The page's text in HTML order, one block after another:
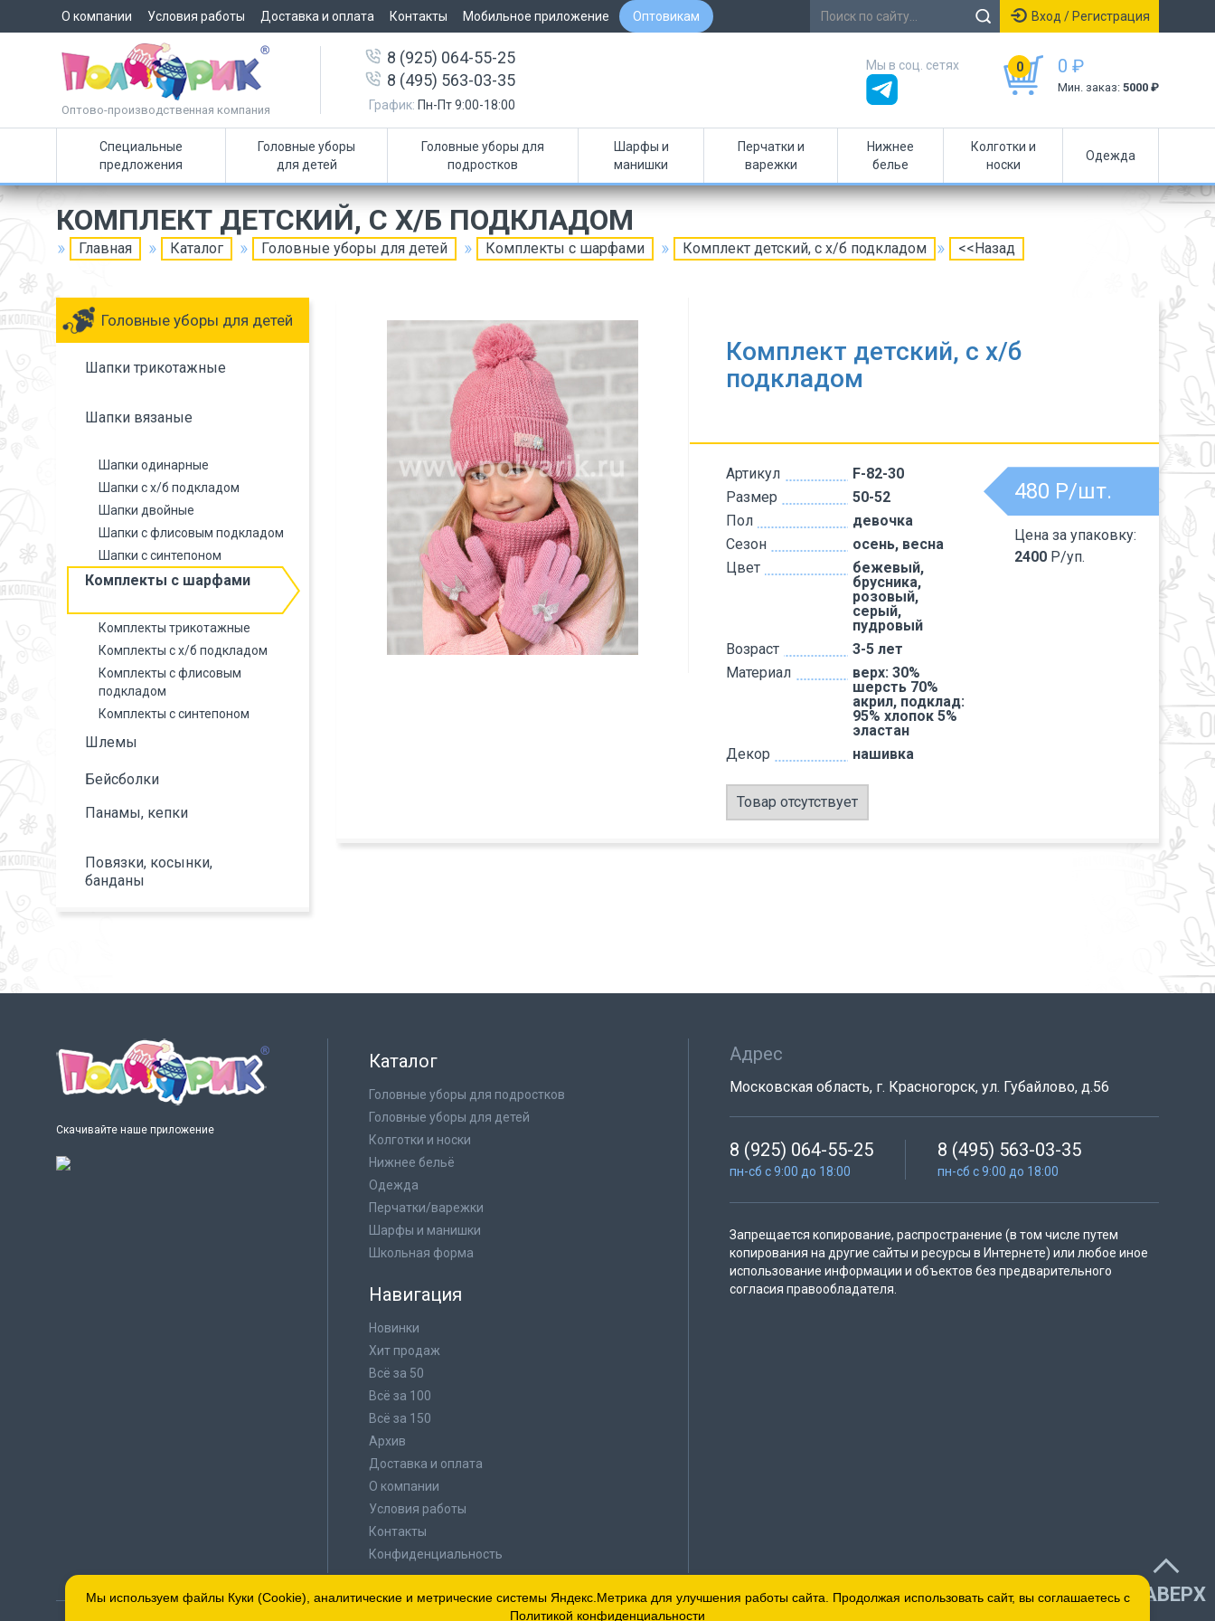
О компании Условия работы Доставка и оплата Контакты Мобильное приложение Оптовикам Вход / Регистрация
Оптово-производственная компания
8 (925) 064-55-25
8 (495) 563-03-35
График: Пн-Пт 9:00-18:00
0 0 ₽
Мин. заказ: 5000 ₽
Мы в соц. сетях
Специальные
предложения
Головные уборы
для детей
Головные уборы для
подростков
Шарфы и
манишки
Перчатки и
варежки
Нижнее
белье
Колготки и
носки
Одежда
КОМПЛЕКТ ДЕТСКИЙ, С Х/Б ПОДКЛАДОМ
Главная Каталог Головные уборы для детей Комплекты с шарфами Комплект детский, с х/б подкладом <<Назад
Головные уборы для детей
Шапки трикотажные
Шапки вязаные
Шапки одинарные
Шапки с х/б подкладом
Шапки двойные
Шапки с флисовым подкладом
Шапки с синтепоном
Комплекты с шарфами
Комплекты трикотажные
Комплекты с х/б подкладом
Комплекты с флисовым
подкладом
Комплекты с синтепоном
Шлемы
Бейсболки
Панамы, кепки
Повязки, косынки,
банданы
Комплект детский, с х/б
подкладом
Артикул
F-82-30
Размер
50-52
Пол
девочка
Сезон
осень, весна
Цвет
бежевый,
брусника,
розовый,
серый,
пудровый
Возраст
3-5 лет
Материал
верх: 30%
шерсть 70%
акрил, подклад:
95% хлопок 5%
эластан
Декор
нашивка
480 Р/шт.
Цена за упаковку:
2400 Р/уп.
Товар отсутствует
Скачивайте наше приложение
Каталог
Головные уборы для подростков
Головные уборы для детей
Колготки и носки
Нижнее бельё
Одежда
Перчатки/варежки
Шарфы и манишки
Школьная форма
Навигация
Новинки
Хит продаж
Всё за 50
Всё за 100
Всё за 150
Архив
Доставка и оплата
О компании
Условия работы
Контакты
Конфиденциальность
Адрес
Московская область, г. Красногорск, ул. Губайлово, д.56
8 (925) 064-55-25
пн-сб с 9:00 до 18:00
8 (495) 563-03-35
пн-сб с 9:00 до 18:00
Запрещается копирование, распространение (в том числе путем
копирования на другие сайты и ресурсы в Интернете) или любое иное
использование информации и объектов без предварительного
согласия правообладателя.
НАВЕРХ
Мы используем файлы Куки (Cookie), аналитические и метрические системы Яндекс.Метрика для улучшения работы сайта. Продолжая использовать сайт, вы соглашаетесь с
Политикой конфиденциальности